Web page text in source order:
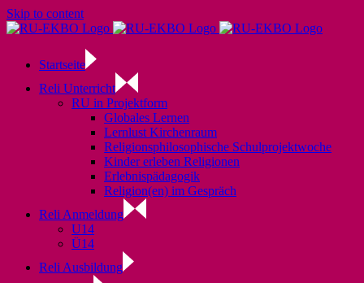
Skip to content
Startseite
Reli Unterricht
RU in Projektform
Globales Lernen
Lernlust Kirchenraum
Religionsphilosophische Schulprojektwoche
Kinder erleben Religionen
Erlebnispädagogik
Religion(en) im Gespräch
Reli Anmeldung
U14
Ü14
Reli Ausbildung